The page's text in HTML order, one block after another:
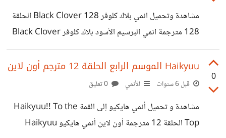
مشاهدة وتحميل انمي بلاك كلوفر 128 Black Clover الحلقة
128 مترجمة انمي البرسيم الأسود بلاك كلوفر Black Clover
الحلقة 128 اون لاين على موقع تورنادو TORNADO3.
http://www.torn3do.com/2020/03/black-clover-
128.html
0
Haikyuu الموسم الرابع الحلقة 12 مترجم أون لاين
قبل 6 سنوات الأنمي
مشاهدة و تحميل أنمي هايكيو إلى القمة Haikyuu!! To the
Top الحلقة 12 مترجمة أون لاين أنمي هايكيو Haikyuu